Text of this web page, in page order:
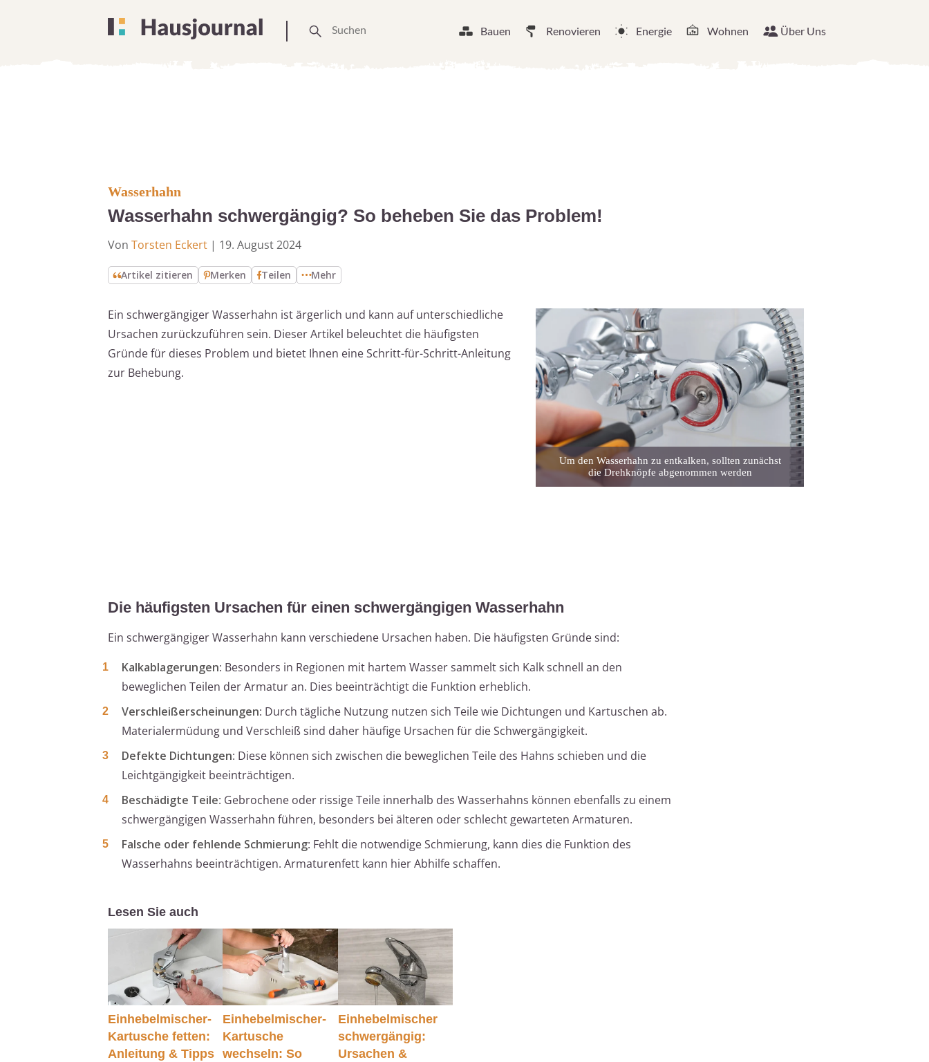
Bauen Renovieren Energie Wohnen Über Uns
Wasserhahn
Wasserhahn schwergängig? So beheben Sie das Problem!
Von Torsten Eckert | 19. August 2024
Artikel zitieren Merken Teilen Mehr
Ein schwergängiger Wasserhahn ist ärgerlich und kann auf unterschiedliche
Ursachen zurückzuführen sein. Dieser Artikel beleuchtet die häufigsten
Gründe für dieses Problem und bietet Ihnen eine Schritt-für-Schritt-Anleitung
zur Behebung.
Um den Wasserhahn zu entkalken, sollten zunächst
die Drehknöpfe abgenommen werden
Die häufigsten Ursachen für einen schwergängigen Wasserhahn
Ein schwergängiger Wasserhahn kann verschiedene Ursachen haben. Die häufigsten Gründe sind:
Kalkablagerungen: Besonders in Regionen mit hartem Wasser sammelt sich Kalk schnell an den
beweglichen Teilen der Armatur an. Dies beeinträchtigt die Funktion erheblich.
Verschleißerscheinungen: Durch tägliche Nutzung nutzen sich Teile wie Dichtungen und Kartuschen ab.
Materialermüdung und Verschleiß sind daher häufige Ursachen für die Schwergängigkeit.
Defekte Dichtungen: Diese können sich zwischen die beweglichen Teile des Hahns schieben und die
Leichtgängigkeit beeinträchtigen.
Beschädigte Teile: Gebrochene oder rissige Teile innerhalb des Wasserhahns können ebenfalls zu einem
schwergängigen Wasserhahn führen, besonders bei älteren oder schlecht gewarteten Armaturen.
Falsche oder fehlende Schmierung: Fehlt die notwendige Schmierung, kann dies die Funktion des
Wasserhahns beeinträchtigen. Armaturenfett kann hier Abhilfe schaffen.
Lesen Sie auch
Einhebelmischer-
Kartusche fetten:
Anleitung & Tipps
Einhebelmischer-
Kartusche
wechseln: So
Einhebelmischer
schwergängig:
Ursachen &